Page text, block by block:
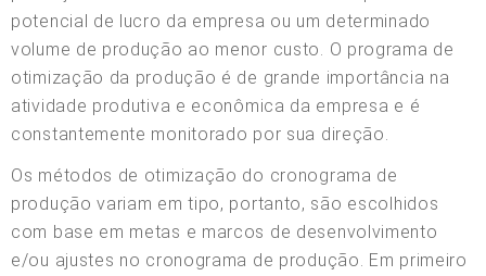
potencial de lucro da empresa ou um determinado
volume de produção ao menor custo. O programa de
otimização da produção é de grande importância na
atividade produtiva e econômica da empresa e é
constantemente monitorado por sua direção.
Os métodos de otimização do cronograma de
produção variam em tipo, portanto, são escolhidos
com base em metas e marcos de desenvolvimento
e/ou ajustes no cronograma de produção. Em primeiro